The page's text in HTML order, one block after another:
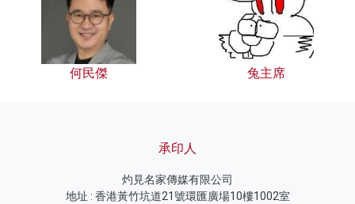
何民傑 兔主席
承印人
灼見名家傳媒有限公司
地址 : 香港黃竹坑道21號環匯廣場10樓1002室